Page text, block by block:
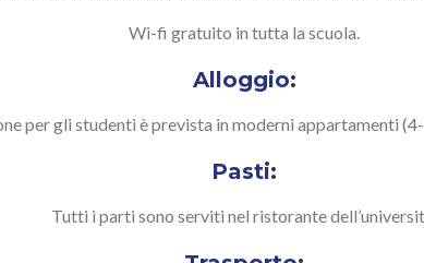
Wi-fi gratuito in tutta la scuola.
Alloggio:
per gli studenti è prevista in moderni appartamenti
Pasti:
Tutti i parti sono serviti nel ristorante